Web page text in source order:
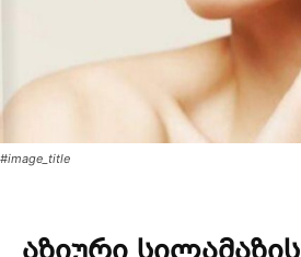
#image_title